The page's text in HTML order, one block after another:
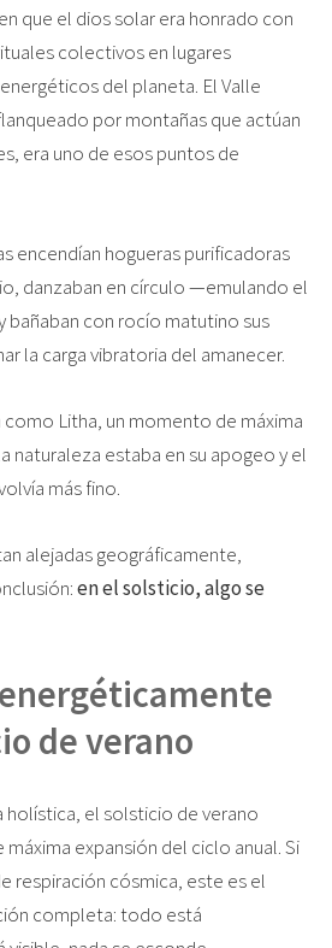
que el dios solar era honrado con
colectivos en lugares
del planeta. El Valle
por montañas que actúan
era uno de esos puntos de
encendían hogueras purificadoras
danzaban en círculo —emulando el
con rocío matutino sus
la carga vibratoria del amanecer.
Litha, un momento de máxima
naturaleza estaba en su apogeo y el
más fino.
alejadas geográficamente,
en el solsticio, algo se
de verano
holística, el solsticio de verano
expansión del ciclo anual. Si
respiración cósmica, este es el
completa: todo está